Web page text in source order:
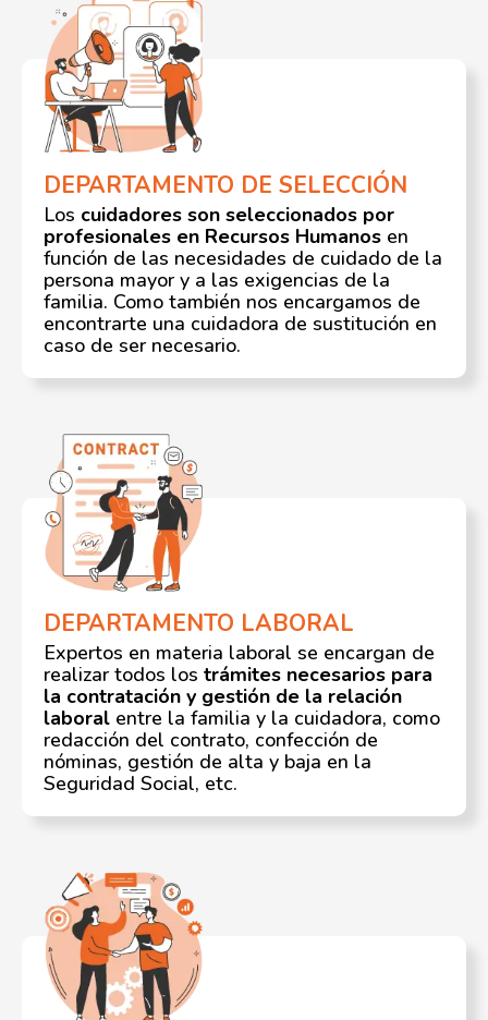
DEPARTAMENTO DE SELECCIÓN
Los cuidadores son seleccionados por
profesionales en Recursos Humanos en
función de las necesidades de cuidado de la
persona mayor y a las exigencias de la
familia. Como también nos encargamos de
encontrarte una cuidadora de sustitución en
caso de ser necesario.
DEPARTAMENTO LABORAL
Expertos en materia laboral se encargan de
realizar todos los trámites necesarios para
la contratación y gestión de la relación
laboral entre la familia y la cuidadora, como
redacción del contrato, confección de
nóminas, gestión de alta y baja en la
Seguridad Social, etc.